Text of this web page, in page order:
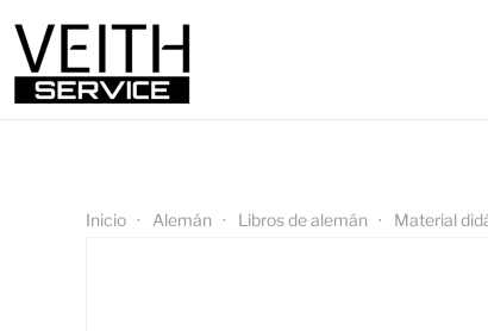
Inicio Alemán Libros de alemán Material